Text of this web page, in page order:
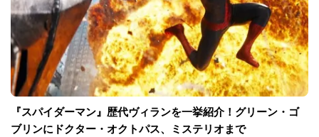
『スパイダーマン』歴代ヴィランを一挙紹介！グリーン・ゴ
ブリンにドクター・オクトパス、ミステリオまで